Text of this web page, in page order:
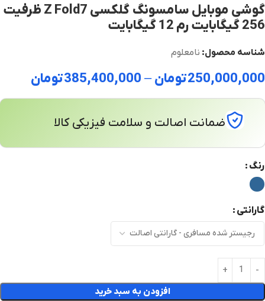
گوشی موبايل سامسونگ گلکسی Z Fold7 ظرفیت
256 گیگابایت رم 12 گیگابایت
شناسه محصول: نامعلوم
250,000,000تومان–
385,400,000تومان
ضمانت اصالت و سلامت فیزیکی کالا
رنگ
گارانتی
افزودن به سبد خرید